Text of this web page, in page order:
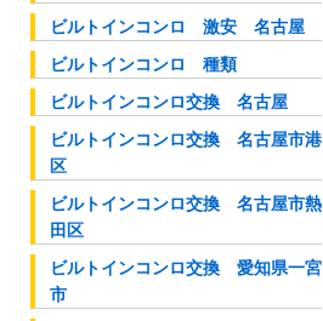
ビルトインコンロ 激安 名古屋
ビルトインコンロ 種類
ビルトインコンロ交換 名古屋
ビルトインコンロ交換 名古屋市港
区
ビルトインコンロ交換 名古屋市熱
田区
ビルトインコンロ交換 愛知県一宮
市